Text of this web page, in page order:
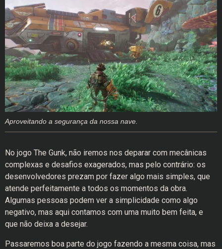
Aproveitando a segurança da nossa nave.
No jogo The Gunk, não iremos nos deparar com mecânicas
complexas e desafios exagerados, mas pelo contrário: os
desenvolvedores prezam por fazer algo mais simples, que
atende perfeitamente a todos os momentos da obra.
Algumas pessoas podem ver a simplicidade como algo
negativo, mas aqui contamos com uma muito bem feita, e
que não deixa a desejar.
Passaremos boa parte do jogo fazendo a mesma coisa, mas